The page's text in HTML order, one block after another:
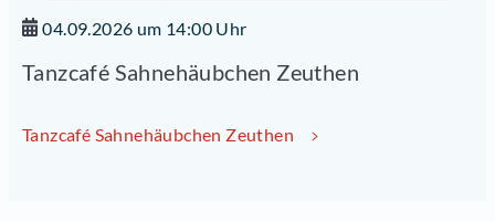
04.09.2026 um 14:00 Uhr
Tanzcafé Sahnehäubchen Zeuthen
Tanzcafé Sahnehäubchen Zeuthen